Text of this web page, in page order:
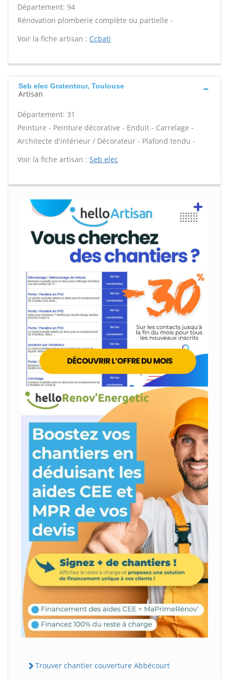
Département: 94
Rénovation plomberie complète ou partielle -
Voir la fiche artisan : Ccbati
Seb elec Gratentour, Toulouse
Artisan
Département: 31
Peinture - Peinture décorative - Enduit - Carrelage -
Architecte d'intérieur / Décorateur - Plafond tendu -
Voir la fiche artisan : Seb elec
Trouver chantier couverture Abbécourt